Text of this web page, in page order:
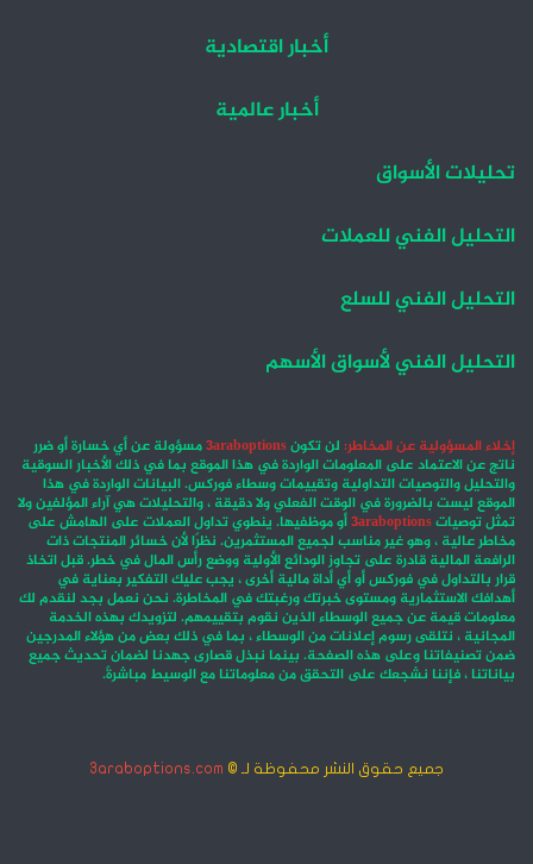
أخبار اقتصادية
أخبار عالمية
تحليلات الأسواق
التحليل الفني للعملات
التحليل الفني للسلع
التحليل الفني لأسواق الأسهم
إخلاء المسؤولية عن المخاطر: لن تكون3araboptionsمسؤولة عن أي خسارة أو ضرر
ناتج عن الاعتماد على المعلومات الواردة في هذا الموقع بما في ذلك الأخبار السوقية
والتحليل والتوصيات التداولية وتقييمات وسطاء فوركس. البيانات الواردة في هذا
الموقع ليست بالضرورة في الوقت الفعلي ولا دقيقة ، والتحليلات هي آراء المؤلفين ولا
تمثل توصيات3araboptionsأو موظفيها. ينطوي تداول العملات على الهامش على
مخاطر عالية ، وهو غير مناسب لجميع المستثمرين. نظرًا لأن خسائر المنتجات ذات
الرافعة المالية قادرة على تجاوز الودائع الأولية ووضع رأس المال في خطر. قبل اتخاذ
قرار بالتداول في فوركس أو أي أداة مالية أخرى ، يجب عليك التفكير بعناية في
أهدافك الاستثمارية ومستوى خبرتك ورغبتك في المخاطرة. نحن نعمل بجد لنقدم لك
معلومات قيمة عن جميع الوسطاء الذين نقوم بتقييمهم. لتزويدك بهذه الخدمة
المجانية ، نتلقى رسوم إعلانات من الوسطاء ، بما في ذلك بعض من هؤلاء المدرجين
ضمن تصنيفاتنا وعلى هذه الصفحة. بينما نبذل قصارى جهدنا لضمان تحديث جميع
بياناتنا ، فإننا نشجعك على التحقق من معلوماتنا مع الوسيط مباشرةً.
جميع حقوق النشر محفوظة لـ © 3araboptions.com